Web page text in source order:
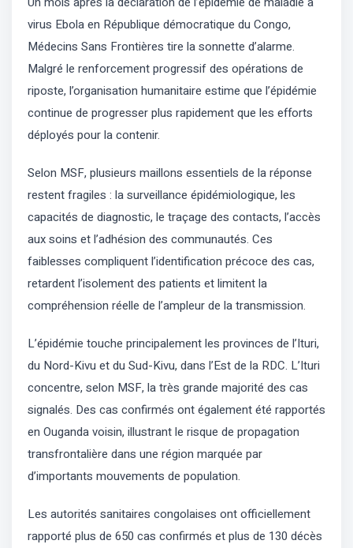
virus Ebola en République démocratique du Congo,
Médecins Sans Frontières tire la sonnette d’alarme.
Malgré le renforcement progressif des opérations de
riposte, l’organisation humanitaire estime que l’épidémie
continue de progresser plus rapidement que les efforts
déployés pour la contenir.
Selon MSF, plusieurs maillons essentiels de la réponse
restent fragiles : la surveillance épidémiologique, les
capacités de diagnostic, le traçage des contacts, l’accès
aux soins et l’adhésion des communautés. Ces
faiblesses compliquent l’identification précoce des cas,
retardent l’isolement des patients et limitent la
compréhension réelle de l’ampleur de la transmission.
L’épidémie touche principalement les provinces de l’Ituri,
du Nord-Kivu et du Sud-Kivu, dans l’Est de la RDC. L’Ituri
concentre, selon MSF, la très grande majorité des cas
signalés. Des cas confirmés ont également été rapportés
en Ouganda voisin, illustrant le risque de propagation
transfrontalière dans une région marquée par
d’importants mouvements de population.
Les autorités sanitaires congolaises ont officiellement
rapporté plus de 650 cas confirmés et plus de 130 décès